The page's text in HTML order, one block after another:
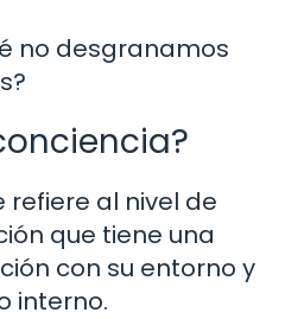
no desgranamos
refiere al nivel de
que tiene una
con su entorno y
interno.